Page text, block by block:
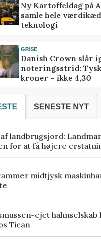
Ny Kartoffeldag på
samle hele
teknologi
GRISE
Danish Crown slår
noteringsstrid:
kroner – ikke 4,30
SENESTE NYT
landbrugsjord:
for at få højere
midtjysk
ejet
Tican